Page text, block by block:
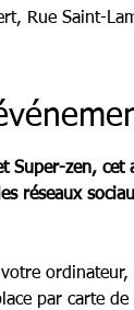
Rue Saint-
Super-zen,
réseaux
par carte